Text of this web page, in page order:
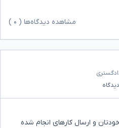
مشاهده دیدگاه‌ها ( ۰
دیدگاه
و ارسال کارهای انجام شده